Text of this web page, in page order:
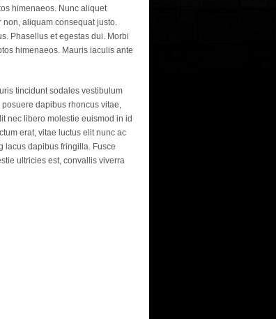
himenaeos. Nunc aliquet
aliquam consequat justo.
Phasellus et egestas dui. Morbi
himenaeos. Mauris iaculis ante
tincidunt sodales vestibulum
dapibus rhoncus vitae,
nec libero molestie euismod in id
erat, vitae luctus elit nunc ac
lacus dapibus fringilla. Fusce
ultricies est, convallis viverra